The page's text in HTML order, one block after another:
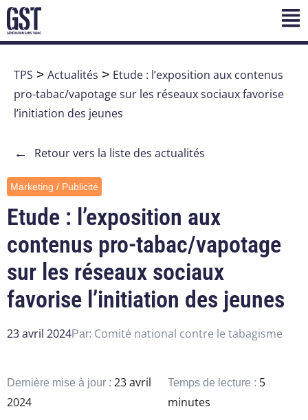
TPS > Actualités > Etude : l’exposition aux contenus
pro-tabac/vapotage sur les réseaux sociaux favorise
l’initiation des jeunes
← Retour vers la liste des actualités
Marketing / Publicité
Etude : l’exposition aux
contenus pro-tabac/vapotage
sur les réseaux sociaux
favorise l’initiation des jeunes
23 avril 2024Par: Comité national contre le tabagisme
Dernière mise à jour : 23 avril
2024
Temps de lecture : 5
minutes